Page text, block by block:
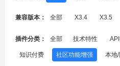
兼容版本： 全部 X3.4 X3.5
插件分类： 全部 技术特性
知识付费 社区功能增强 本地